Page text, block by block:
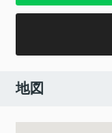
地図